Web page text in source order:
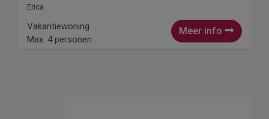
Erica
Meer info
Vakantiewoning
Max. 4 personen